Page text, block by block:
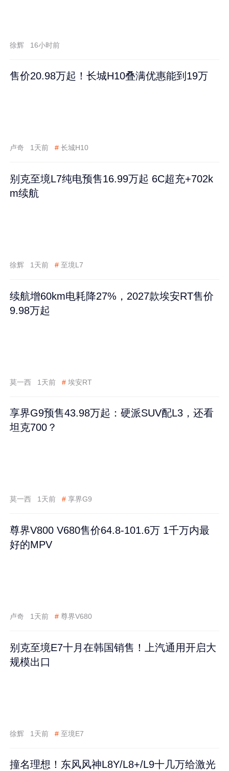
徐辉 16小时前
售价20.98万起！长城H10叠满优惠能到19万
卢奇 1天前 # 长城H10
别克至境L7纯电预售16.99万起 6C超充+702k
m续航
徐辉 1天前 # 至境L7
续航增60km电耗降27%，2027款埃安RT售价
9.98万起
莫一西 1天前 # 埃安RT
享界G9预售43.98万起：硬派SUV配L3，还看
坦克700？
莫一西 1天前 # 享界G9
尊界V800 V680售价64.8-101.6万 1千万内最
好的MPV
卢奇 1天前 # 尊界V680
别克至境E7十月在韩国销售！上汽通用开启大
规模出口
徐辉 1天前 # 至境E7
撞名理想！东风风神L8Y/L8+/L9十几万给激光